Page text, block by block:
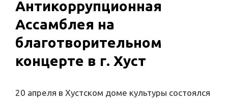
Антикоррупционная
Ассамблея на
благотворительном
концерте в г. Хуст
20 апреля в Хустском доме культуры состоялся